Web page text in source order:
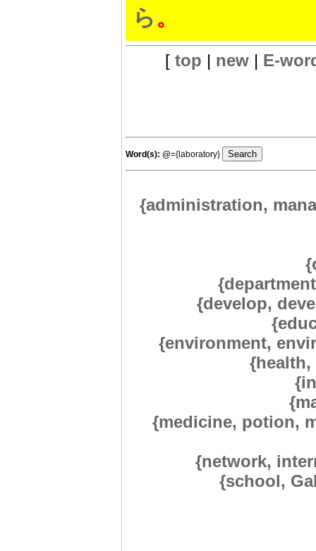
ら。
[ top | new| E-
Word(s): @={laboratory}
{administration,
{develop,
{environment,
{health,
{medicine, potion,
{network,
{school,